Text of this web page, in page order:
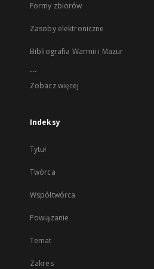
Formy zbiorów
Zasoby elektroniczne
Bibliografia Warmii i Mazur
...
Zobacz więcej
Indeksy
Tytuł
Twórca
Współtwórca
Powiązanie
Temat
Zakres